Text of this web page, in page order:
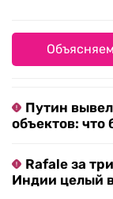
Путин
объектов: что
Rafale за
Индии целый